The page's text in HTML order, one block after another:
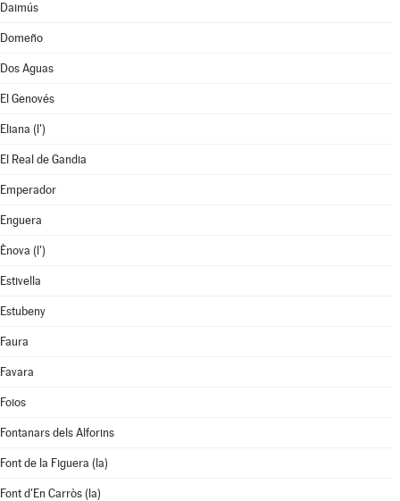
Daimús
Domeño
Dos Aguas
El Genovés
Eliana (l')
El Real de Gandia
Emperador
Enguera
Ènova (l')
Estivella
Estubeny
Faura
Favara
Foios
Fontanars dels Alforins
Font de la Figuera (la)
Font d'En Carròs (la)